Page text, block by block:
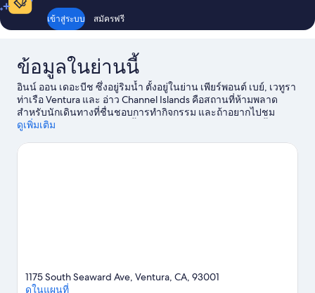
เข้าสู่ระบบ สมัครฟรี
ข้อมูลในย่านนี้
อินน์ ออน เดอะบีช ซึ่งอยู่ริมน้ำ ตั้งอยู่ในย่าน เพียร์พอนต์ เบย์, เวทูรา
ท่าเรือ Ventura และ อ่าว Channel Islands คือสถานที่ห้ามพลาด
สำหรับนักเดินทางที่ชื่นชอบการทำกิจกรรม และถ้าอยากไปชม
ความงามของธรรมชาติในพื้นที่ ต้องที่นี่เลย หาดเวนทูรา ซิตี้ และ
เวอร์รี อาร์ตส์ เซ็นเตอร์ และ สวนพฤกษศาสตร์เวนทูร่า
ดูเพิ่มเติม
1175 South Seaward Ave, Ventura, CA, 93001
ดูในแผนที่